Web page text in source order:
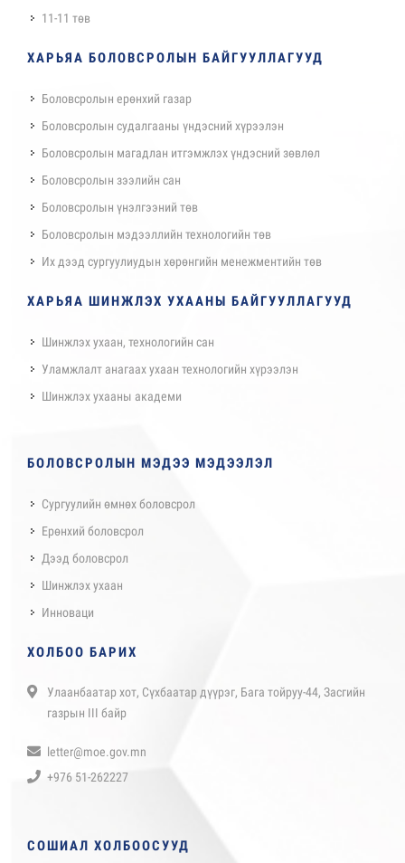
11-11 төв
ХАРЬЯА БОЛОВСРОЛЫН БАЙГУУЛЛАГУУД
Боловсролын ерөнхий газар
Боловсролын судалгааны үндэсний хүрээлэн
Боловсролын магадлан итгэмжлэх үндэсний зөвлөл
Боловсролын зээлийн сан
Боловсролын үнэлгээний төв
Боловсролын мэдээллийн технологийн төв
Их дээд сургуулиудын хөрөнгийн менежментийн төв
ХАРЬЯА ШИНЖЛЭХ УХААНЫ БАЙГУУЛЛАГУУД
Шинжлэх ухаан, технологийн сан
Уламжлалт анагаах ухаан технологийн хүрээлэн
Шинжлэх ухааны академи
БОЛОВСРОЛЫН МЭДЭЭ МЭДЭЭЛЭЛ
Сургуулийн өмнөх боловсрол
Ерөнхий боловсрол
Дээд боловсрол
Шинжлэх ухаан
Инноваци
ХОЛБОО БАРИХ
Улаанбаатар хот, Сүхбаатар дүүрэг, Бага тойруу-44, Засгийн
газрын III байр
letter@moe.gov.mn
+976 51-262227
СОШИАЛ ХОЛБООСУУД